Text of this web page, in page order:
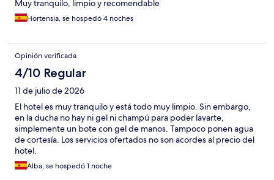
Muy tranquilo, limpio y recomendable
Hortensia, se hospedó 4 noches
Opinión verificada
4/10 Regular
11 de julio de 2026
El hotel es muy tranquilo y está todo muy limpio. Sin embargo,
en la ducha no hay ni gel ni champú para poder lavarte,
simplemente un bote con gel de manos. Tampoco ponen agua
de cortesía. Los servicios ofertados no son acordes al precio del
hotel.
Alba, se hospedó 1 noche